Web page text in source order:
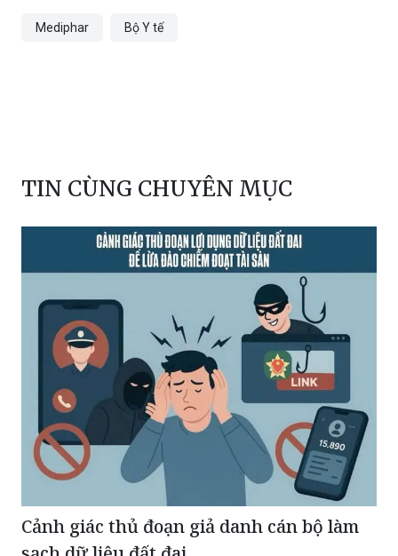
Mediphar Bộ Y tế
TIN CÙNG CHUYÊN MỤC
Cảnh giác thủ đoạn giả danh cán bộ làm